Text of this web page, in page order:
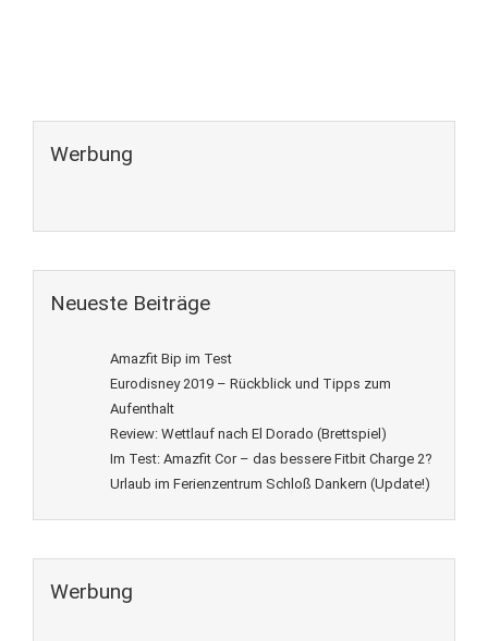
Werbung
Neueste Beiträge
Amazfit Bip im Test
Eurodisney 2019 – Rückblick und Tipps zum
Aufenthalt
Review: Wettlauf nach El Dorado (Brettspiel)
Im Test: Amazfit Cor – das bessere Fitbit Charge 2?
Urlaub im Ferienzentrum Schloß Dankern (Update!)
Werbung